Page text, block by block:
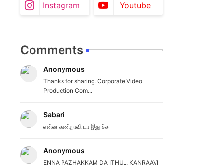
Instagram Youtube
Comments
Anonymous
Thanks for sharing. Corporate Video
Production Com...
Sabari
என்ன கண்றாவி டா இது ச்ச
Anonymous
ENNA PAZHAKKAM DA ITHU... KANRAAVI